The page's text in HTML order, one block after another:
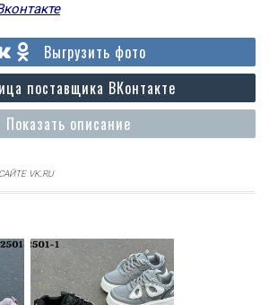
Показать описание
поставщика ВКонтакте
Выгрузить фото
vk.ru